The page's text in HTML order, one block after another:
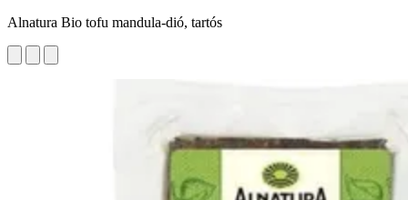
Alnatura Bio tofu mandula-dió, tartós